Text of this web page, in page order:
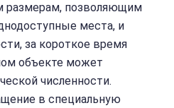
размерам, позволяющим
места, и
за короткое время
объекте может
численности.
в специальную